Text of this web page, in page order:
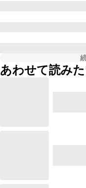
あわせて読み